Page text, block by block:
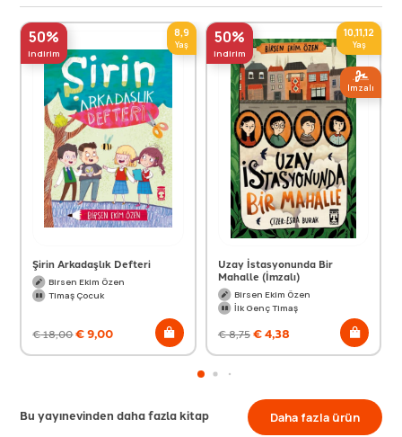
50%
indirim
8,9
Yaş
Şirin Arkadaşlık Defteri
Birsen Ekim Özen
Timaş Çocuk
€18,00€9,00
50%
indirim
10,11,12
Yaş
Imzalı
Uzay İstasyonunda Bir
Mahalle (İmzalı)
Birsen Ekim Özen
İlk Genç Timaş
€8,75€4,38
Bu yayınevinden daha fazla kitap Daha fazla ürün